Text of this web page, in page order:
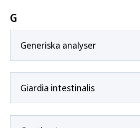
G
Generiska analyser
Giardia intestinalis